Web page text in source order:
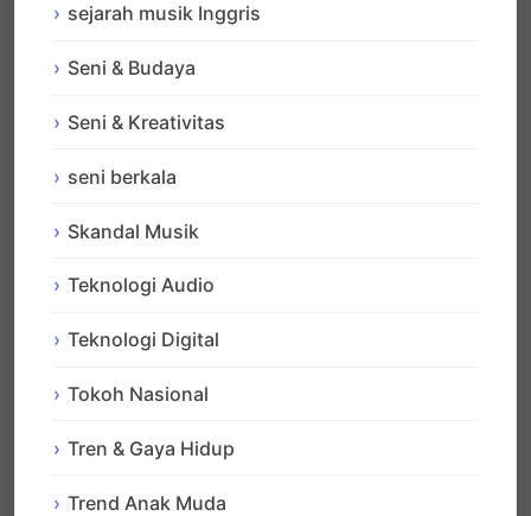
sejarah musik Inggris
Seni & Budaya
Seni & Kreativitas
seni berkala
Skandal Musik
Teknologi Audio
Teknologi Digital
Tokoh Nasional
Tren & Gaya Hidup
Trend Anak Muda